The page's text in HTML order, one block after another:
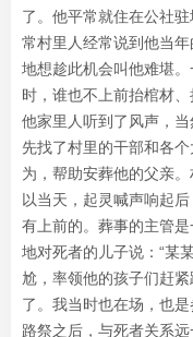
了。他平常就住在公社
常村里人经常说到他当
地想趁此机会叫他难堪
时，谁也不上前抬棺材
他家里人听到了风声，
先找了村里的干部和各
为，帮助安葬他的父亲
以当天，起灵喊声响起
有上前的。葬事的主管
地对死者的儿子说：“某
尬，率领他的孩子们赶
了。我当时也在场，也是
路祭之后，与死者关系